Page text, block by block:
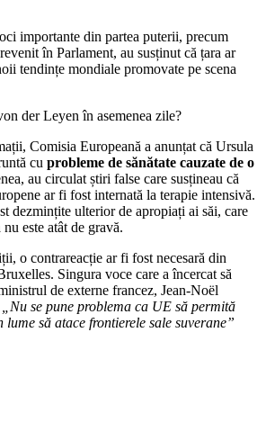
importante din partea puterii, precum
în Parlament, au susținut că țara ar
tendințe mondiale promovate pe scena
der Leyen în asemenea zile?
Comisia Europeană a anunțat că Ursula
cu probleme de sănătate cauzate de o
au circulat știri false care susțineau că
ar fi fost internată la terapie intensivă.
dezmințite ulterior de apropiați ai săi, care
este atât de gravă.
o contrareacție ar fi fost necesară din
Singura voce care a încercat să
de externe francez, Jean-Noël
„Nu se pune problema ca UE să permită
să atace frontierele sale suverane”